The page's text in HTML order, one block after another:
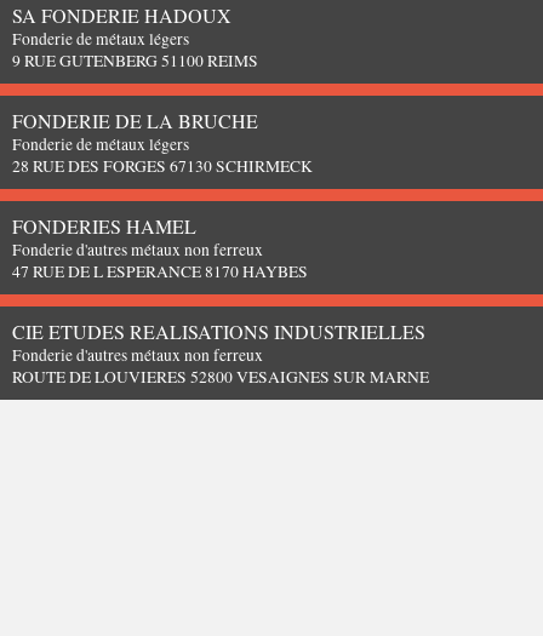
SA FONDERIE HADOUX
Fonderie de métaux légers
9 RUE GUTENBERG 51100 REIMS
FONDERIE DE LA BRUCHE
Fonderie de métaux légers
28 RUE DES FORGES 67130 SCHIRMECK
FONDERIES HAMEL
Fonderie d'autres métaux non ferreux
47 RUE DE L ESPERANCE 8170 HAYBES
CIE ETUDES REALISATIONS INDUSTRIELLES
Fonderie d'autres métaux non ferreux
ROUTE DE LOUVIERES 52800 VESAIGNES SUR MARNE